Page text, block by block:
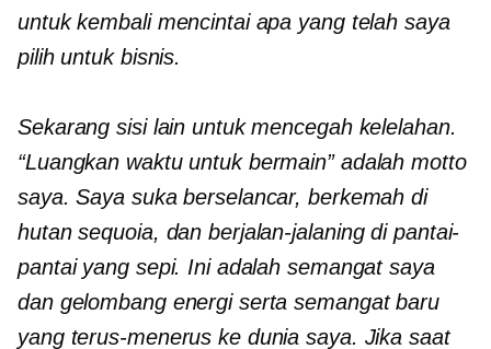
untuk kembali mencintai apa yang telah saya
pilih untuk bisnis.
Sekarang sisi lain untuk mencegah kelelahan.
“Luangkan waktu untuk bermain” adalah motto
saya. Saya suka berselancar, berkemah di
hutan sequoia, dan berjalan-jalaningdi pantai-
pantai yang sepi. Ini adalah semangat saya
dan gelombang energi serta semangat baru
yang terus-menerus ke dunia saya. Jika saat